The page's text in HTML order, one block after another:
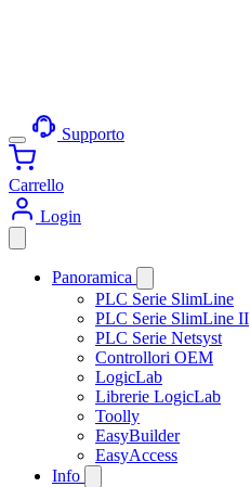
Supporto
Carrello
Login
Panoramica
PLC Serie SlimLine
PLC Serie SlimLine II
PLC Serie Netsyst
Controllori OEM
LogicLab
Librerie LogicLab
Toolly
EasyBuilder
EasyAccess
Info